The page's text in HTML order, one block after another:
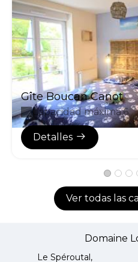
Gîte Boucan Canot
Capacidad máxima:6
Detalles
Ver todas las
Domaine
Le Spéroutal,